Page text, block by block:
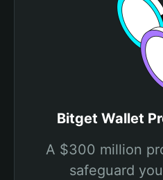
Bitget Wallet
A $300 million
safeguard